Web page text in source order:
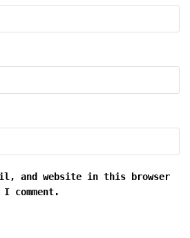
and website in this browser
comment.